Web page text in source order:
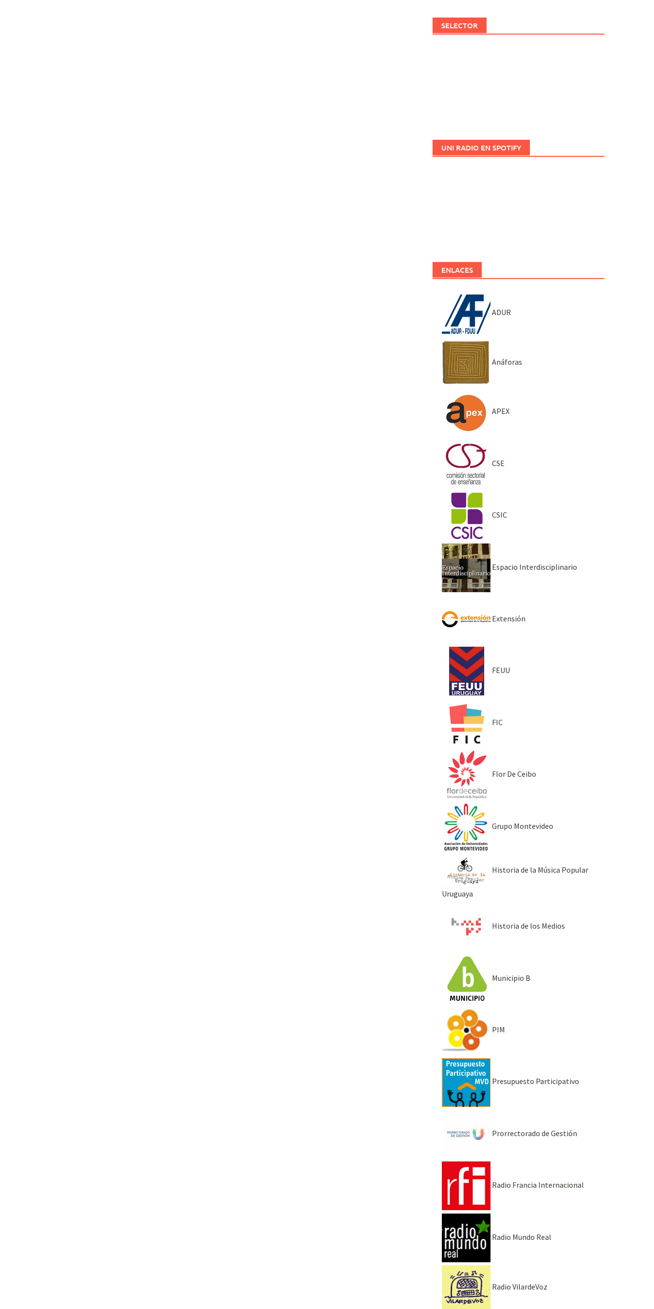
SELECTOR
UNI RADIO EN SPOTIFY
ENLACES
ADUR
Anáforas
APEX
CSE
CSIC
Espacio Interdisciplinario
Extensión
FEUU
FIC
Flor De Ceibo
Grupo Montevideo
Historia de la Música Popular
Uruguaya
Historia de los Medios
Municipio B
PIM
Presupuesto Participativo
Prorrectorado de Gestión
Radio Francia Internacional
Radio Mundo Real
Radio VilardeVoz